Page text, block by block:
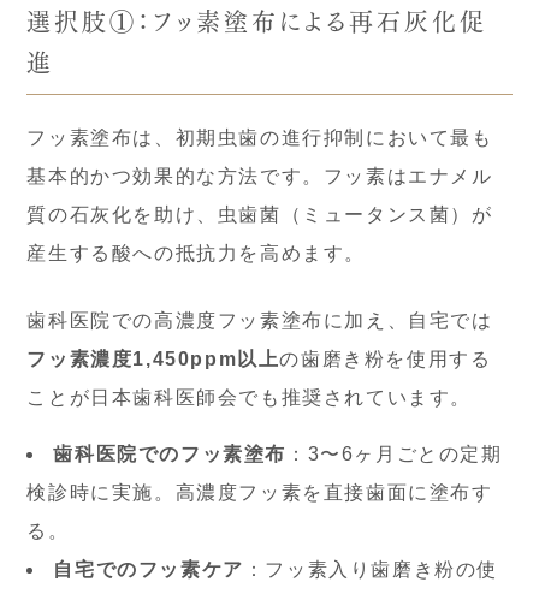
選択肢①：フッ素塗布による再石灰化促
進
フッ素塗布は、初期虫歯の進行抑制において最も
基本的かつ効果的な方法です。フッ素はエナメル
質の石灰化を助け、虫歯菌（ミュータンス菌）が
産生する酸への抵抗力を高めます。
歯科医院での高濃度フッ素塗布に加え、自宅では
フッ素濃度1,450ppm以上の歯磨き粉を使用する
ことが日本歯科医師会でも推奨されています。
歯科医院でのフッ素塗布 ：3〜6ヶ月ごとの定期
検診時に実施。高濃度フッ素を直接歯面に塗布す
る。
自宅でのフッ素ケア ：フッ素入り歯磨き粉の使